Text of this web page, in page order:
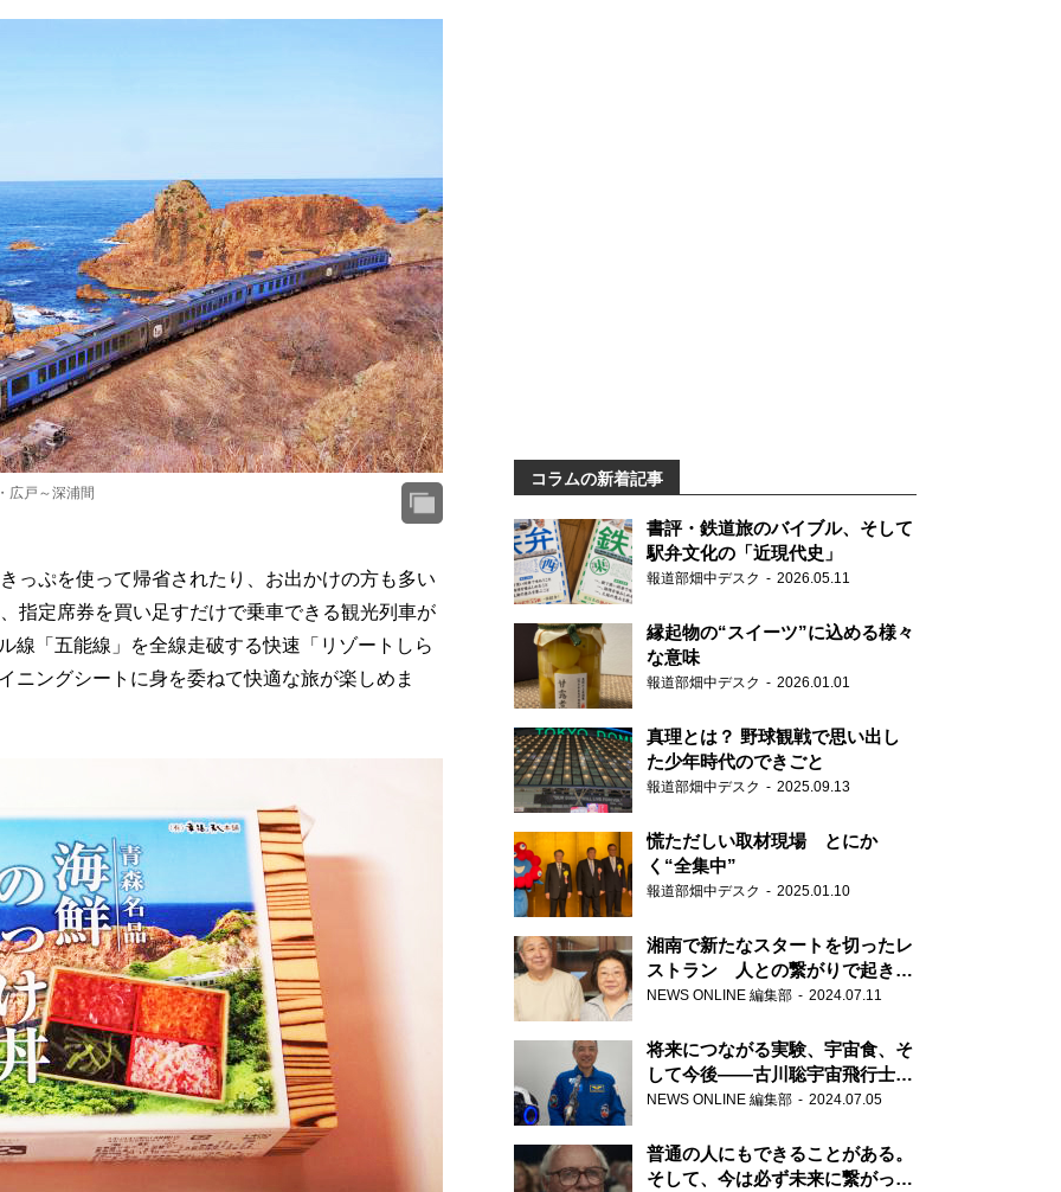
広戸～深浦間
っぷを使って帰省されたり、お出かけの方も多い
指定席券を買い足すだけで乗車できる観光列車が
線「五能線」を全線走破する快速「リゾートしら
ニングシートに身を委ねて快適な旅が楽しめま
コラムの新着記事
書評・鉄道旅のバイブル、そして
駅弁文化の「近現代史」
報道部畑中デスク 2026.05.11
縁起物の“スイーツ”に込める様々
な意味
報道部畑中デスク 2026.01.01
真理とは？ 野球観戦で思い出し
た少年時代のできごと
報道部畑中デスク 2025.09.13
慌ただしい取材現場 とにか
く“全集中”
報道部畑中デスク 2025.01.10
湘南で新たなスタートを切ったレ
ストラン 人との繋がりで起きた
奇跡
NEWS ONLINE 編集部 2024.07.11
将来につながる実験、宇宙食、そ
して今後――古川聡宇宙飛行士単
独インタビュー
NEWS ONLINE 編集部 2024.07.05
普通の人にもできることがある。
そして、今は必ず未来に繋がって